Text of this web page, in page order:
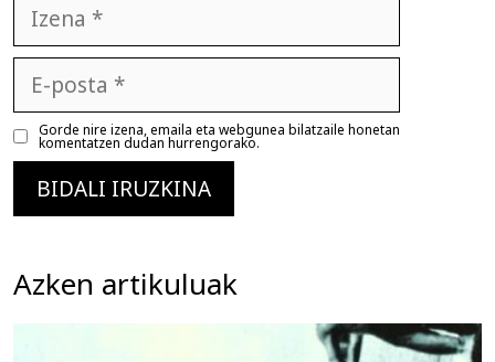
posta
Gorde nire izena, emaila eta webgunea bilatzaile honetan
komentatzen dudan hurrengorako.
Azken artikuluak